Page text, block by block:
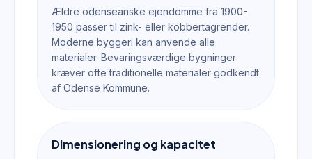
Ældre odenseanske ejendomme fra 1900-
1950 passer til zink- eller kobbertagrender.
Moderne byggeri kan anvende alle
materialer. Bevaringsværdige bygninger
kræver ofte traditionelle materialer godkendt
af Odense Kommune.
Dimensionering og kapacitet